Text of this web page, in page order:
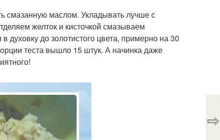
смазанную маслом. Укладывать лучше с
желток и кисточкой смазываем
до золотистого цвета, примерно на 30
теста вышло 15 штук. А начинка даже
⇨